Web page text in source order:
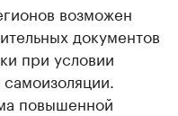
возможен
документов
при условии
повышенной